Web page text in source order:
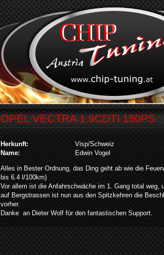
OPEL VECTRA 1.9CDTI 150PS
Herkunft:
Visp/Schweiz
Name:
Edwin Vogel
Alles in Bester Ordnung, das Ding geht ab wie die
bis 6.4 l/100km)
Vor allem ist die Anfahrschwäche im 1. Gang total weg,
auf Bergstrassen ist nun aus den Spitzkehren die
vorher.
Danke an Dieter Wolf für den fantastischen Support.